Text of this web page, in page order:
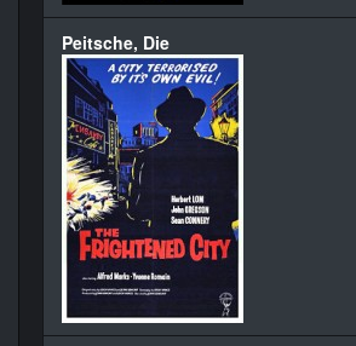
Peitsche, Die